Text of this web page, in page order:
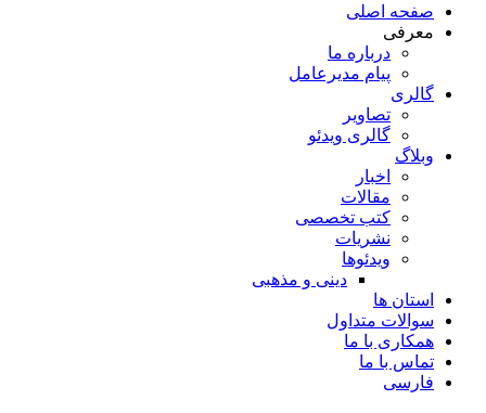
صفحه اصلی
معرفی
درباره ما
پیام مدیرعامل
گالری
تصاویر
گالری ویدئو
وبلاگ
اخبار
مقالات
کتب تخصصی
نشریات
ویدئوها
دینی و مذهبی
استان ها
سوالات متداول
همکاری با ما
تماس با ما
فارسی